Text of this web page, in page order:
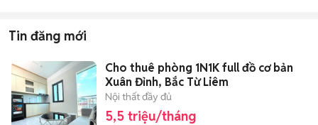
Tin đăng mới
Cho thuê phòng 1N1K full đồ cơ bản
Xuân Đỉnh, Bắc Từ Liêm
Nội thất đầy đủ
5,5 triệu/tháng